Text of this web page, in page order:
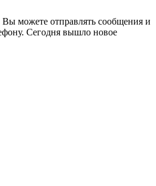
можете отправлять сообщения и
Сегодня вышло новое